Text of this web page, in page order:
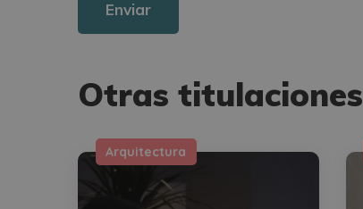
Otras titulaciones
Arquitectura